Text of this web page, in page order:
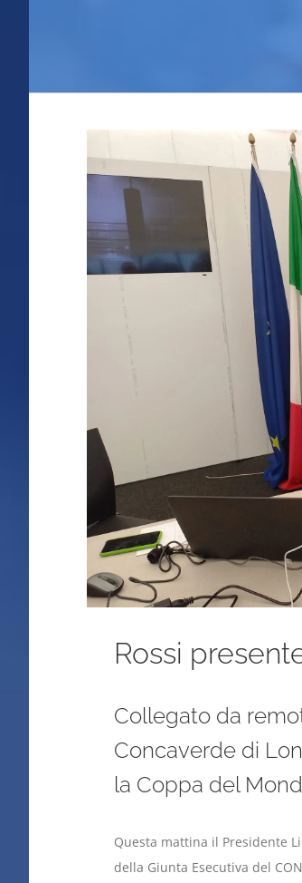
immagine
Rossi
Collegato da
Concaverde di
la Coppa del
Questa mattina il Presidente
della Giunta Esecutiva del